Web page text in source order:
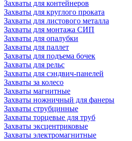
Захваты для контейнеров
Захваты для круглого проката
Захваты для листового металла
Захваты для монтажа СИП
Захваты для опалубки
Захваты для паллет
Захваты для подъема бочек
Захваты для рельс
Захваты для сэндвич-панелей
Захваты за колесо
Захваты магнитные
Захваты ножничный для фанеры
Захваты струбцинные
Захваты торцевые для труб
Захваты эксцентриковые
Захваты электромагнитные